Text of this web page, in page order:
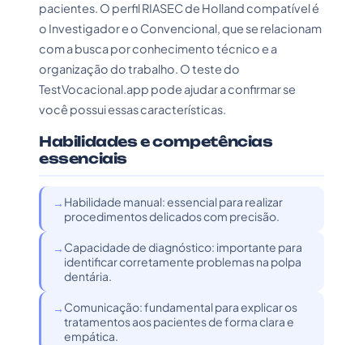
pacientes. O perfil RIASEC de Holland compatível é
o Investigador e o Convencional, que se relacionam
com a busca por conhecimento técnico e a
organização do trabalho. O teste do
TestVocacional.app pode ajudar a confirmar se
você possui essas características.
Habilidades e competências
essenciais
Habilidade manual: essencial para realizar
procedimentos delicados com precisão.
Capacidade de diagnóstico: importante para
identificar corretamente problemas na polpa
dentária.
Comunicação: fundamental para explicar os
tratamentos aos pacientes de forma clara e
empática.